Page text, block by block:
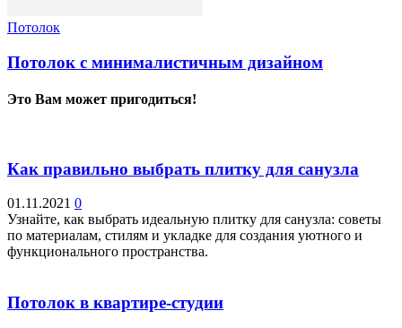
Потолок
Потолок с минималистичным дизайном
Это Вам может пригодиться!
Как правильно выбрать плитку для санузла
01.11.2021 0
Узнайте, как выбрать идеальную плитку для санузла: советы
по материалам, стилям и укладке для создания уютного и
функционального пространства.
Потолок в квартире-студии